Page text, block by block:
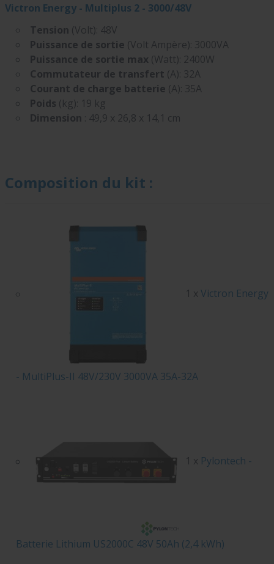
Victron Energy - Multiplus 2 - 3000/48V
Tension (Volt): 48V
Puissance de sortie (Volt Ampère): 3000VA
Puissance de sortie max (Watt): 2400W
Commutateur de transfert (A): 32A
Courant de charge batterie (A): 35A
Poids (kg): 19 kg
Dimension : 49,9 x 26,8 x 14,1 cm
Composition du kit :
1 x Victron Energy
- MultiPlus-II 48V/230V 3000VA 35A-32A
1 x Pylontech -
Batterie Lithium US2000C 48V 50Ah (2,4 kWh)